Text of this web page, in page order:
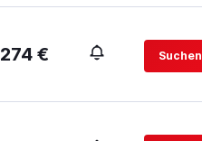
274 € Suchen